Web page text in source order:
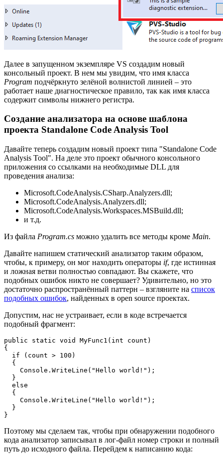
Далее в запущенном экземпляре VS создадим новый
консольный проект. В нем мы увидим, что имя класса
Program подчёркнуто зелёной волнистой линией – это
работает наше диагностическое правило, так как имя класса
содержит символы нижнего регистра.
Создание анализатора на основе шаблона
проекта Standalone Code Analysis Tool
Давайте теперь создадим новый проект типа "Standalone Code
Analysis Tool". На деле это проект обычного консольного
приложения со ссылками на необходимые DLL для
проведения анализа:
Microsoft.CodeAnalysis.CSharp.Analyzers.dll;
Microsoft.CodeAnalysis.Analyzers.dll;
Microsoft.CodeAnalysis.Workspaces.MSBuild.dll;
и т.д.
Из файла Program.cs можно удалить все методы кроме Main.
Давайте напишем статический анализатор таким образом,
чтобы, к примеру, он мог находить операторы if, где истинная
и ложная ветви полностью совпадают. Вы скажете, что
подобных ошибок никто не совершает? Удивительно, но это
достаточно распространённый паттерн – взгляните на список
подобных ошибок, найденных в open source проектах.
Допустим, нас не устраивает, если в коде встречается
подобный фрагмент:
public static void MyFunc1(int count)
{
  if (count > 100)
  {
    Console.WriteLine("Hello world!");
  }
  else
  {
    Console.WriteLine("Hello world!");
  }
}
Поэтому мы сделаем так, чтобы при обнаружении подобного
кода анализатор записывал в лог-файл номер строки и полный
путь до исходного файла. Перейдем к написанию кода: